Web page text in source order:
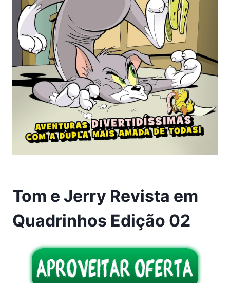
Tom e Jerry Revista em
Quadrinhos Edição 02